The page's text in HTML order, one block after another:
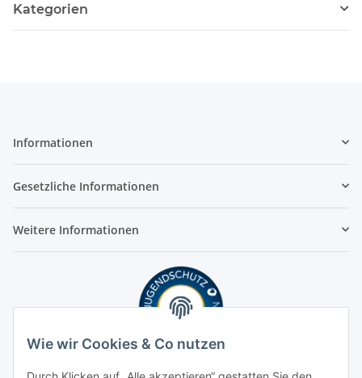
Kategorien
Informationen
Gesetzliche Informationen
Weitere Informationen
Wie wir Cookies & Co nutzen